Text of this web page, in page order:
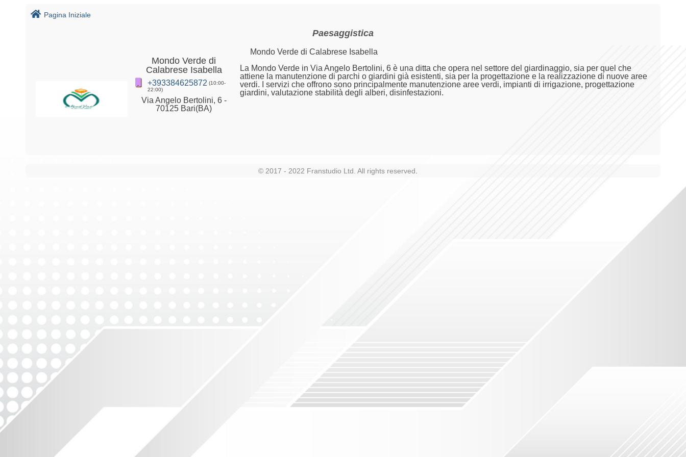
Pagina Iniziale
Paesaggistica
Mondo Verde di
Calabrese Isabella
+393384625872 (10:00-
22:00)
Via Angelo Bertolini, 6 -
70125 Bari(BA)
Mondo Verde di Calabrese Isabella
La Mondo Verde in Via Angelo Bertolini, 6 è una ditta che opera nel settore del giardinaggio, sia per quel che
attiene la manutenzione di parchi o giardini già esistenti, sia per la progettazione e la realizzazione di nuove aree
verdi. I servizi che offrono sono principalmente manutenzione aree verdi, impianti di irrigazione, progettazione
giardini, valutazione stabilità degli alberi, disinfestazioni.
© 2017 - 2022 Franstudio Ltd. All rights reserved